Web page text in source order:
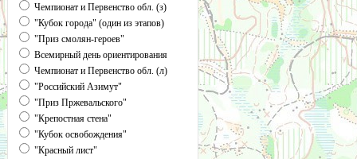
Чемпионат и Первенство обл. (з)
"Кубок города" (один из этапов)
"Приз смолян-героев"
Всемирный день ориентирования
Чемпионат и Первенство обл. (л)
"Российский Азимут"
"Приз Пржевальского"
"Крепостная стена"
"Кубок освобождения"
"Красный лист"